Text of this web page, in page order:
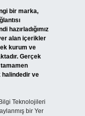
bir marka,
hazırladığımız
alan içerikler
kurum ve
Gerçek
halindedir ve
Teknolojileri
bir Yer